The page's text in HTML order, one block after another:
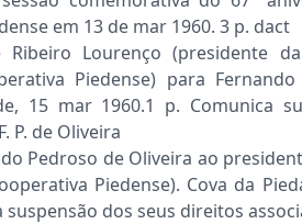
em 13 de mar 1960. 3 p. dact
Ribeiro Lourenço (presidente
Piedense) para
15 mar 1960.1 p. Comunica
P. de Oliveira
Pedroso de Oliveira ao
Piedense). Cova da
suspensão dos seus direitos